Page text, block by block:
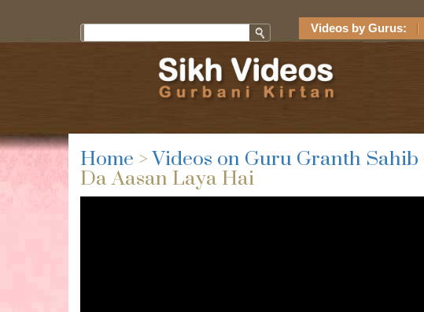
Videos by Gurus:
Home >Videos on Guru Granth Sahib
Da Aasan Laya Hai